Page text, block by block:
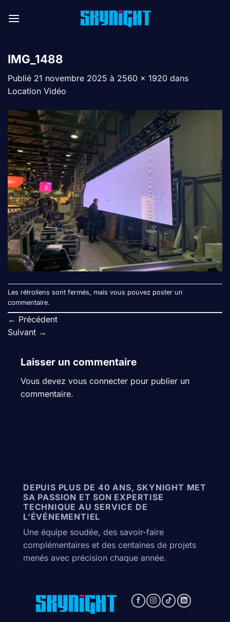
IMG_1488
Publié 21 novembre 2025 à 2560 × 1920 dans
Location Vidéo
Les rétroliens sont fermés, mais vous pouvez poster un
commentaire.
← Précédent
Suivant →
Laisser un commentaire
Vous devez vous connecter pour publier un
commentaire.
DEPUIS PLUS DE 40 ANS, SKYNIGHT MET
SA PASSION ET SON EXPERTISE
TECHNIQUE AU SERVICE DE
L’ÉVÉNEMENTIEL
Une équipe soudée, des savoir-faire
complémentaires et des centaines de projets
menés avec précision chaque année.